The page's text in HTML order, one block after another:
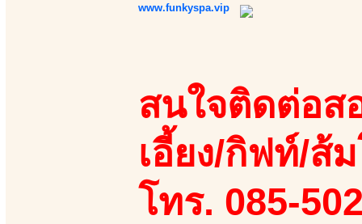
www.funkyspa.vip
สนใจติดต่อส
เอี้ยง/กิฟท์/ส้
โทร. 085-